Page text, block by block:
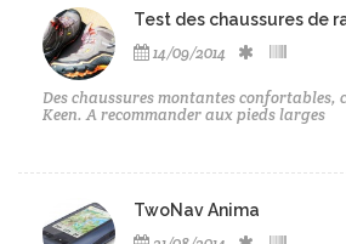
Test des chaussures de
14/09/2014
Des chaussures montantes confortables,
Keen. A recommander aux pieds larges
TwoNav Anima